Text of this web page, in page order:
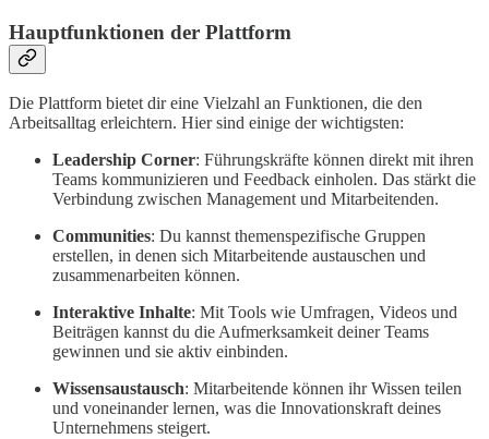
Hauptfunktionen der Plattform
Die Plattform bietet dir eine Vielzahl an Funktionen, die den
Arbeitsalltag erleichtern. Hier sind einige der wichtigsten:
Leadership Corner: Führungskräfte können direkt mit ihren
Teams kommunizieren und Feedback einholen. Das stärkt die
Verbindung zwischen Management und Mitarbeitenden.
Communities: Du kannst themenspezifische Gruppen
erstellen, in denen sich Mitarbeitende austauschen und
zusammenarbeiten können.
Interaktive Inhalte: Mit Tools wie Umfragen, Videos und
Beiträgen kannst du die Aufmerksamkeit deiner Teams
gewinnen und sie aktiv einbinden.
Wissensaustausch: Mitarbeitende können ihr Wissen teilen
und voneinander lernen, was die Innovationskraft deines
Unternehmens steigert.